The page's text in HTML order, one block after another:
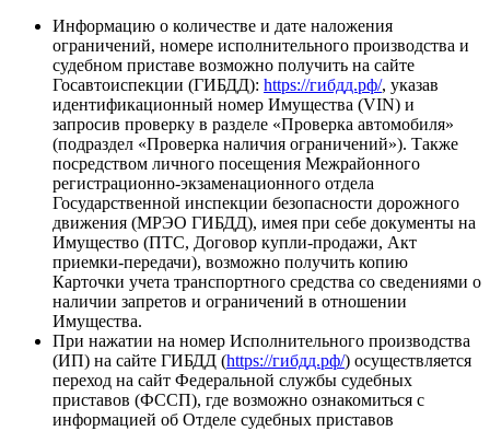
Информацию о количестве и дате наложения
ограничений, номере исполнительного производства и
судебном приставе возможно получить на сайте
Госавтоиспекции (ГИБДД): https://гибдд.рф/, указав
идентификационный номер Имущества (VIN) и
запросив проверку в разделе «Проверка автомобиля»
(подраздел «Проверка наличия ограничений»). Также
посредством личного посещения Межрайонного
регистрационно-экзаменационного отдела
Государственной инспекции безопасности дорожного
движения (МРЭО ГИБДД), имея при себе документы на
Имущество (ПТС, Договор купли-продажи, Акт
приемки-передачи), возможно получить копию
Карточки учета транспортного средства со сведениями о
наличии запретов и ограничений в отношении
Имущества.
При нажатии на номер Исполнительного производства
(ИП) на сайте ГИБДД (https://гибдд.рф/) осуществляется
переход на сайт Федеральной службы судебных
приставов (ФССП), где возможно ознакомиться с
информацией об Отделе судебных приставов